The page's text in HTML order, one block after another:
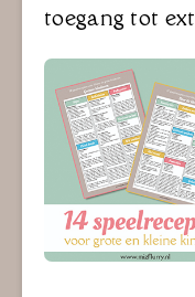
toegang tot